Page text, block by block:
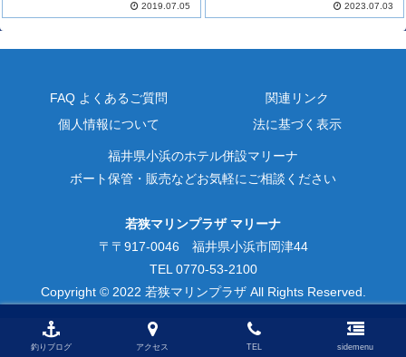
2019.07.05 2023.07.03
FAQ よくあるご質問
関連リンク
個人情報について
法に基づく表示
福井県小浜のホテル併設マリーナ
ボート保管・販売などお気軽にご相談ください
若狭マリンプラザ マリーナ
〒〒917-0046 福井県小浜市岡津44
TEL 0770-53-2100
Copyright © 2022 若狭マリンプラザ All Rights Reserved.
釣りブログ アクセス TEL sidemenu